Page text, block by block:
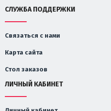
СЛУЖБА ПОДДЕРЖКИ
Связаться с нами
Карта сайта
Стол заказов
ЛИЧНЫЙ КАБИНЕТ